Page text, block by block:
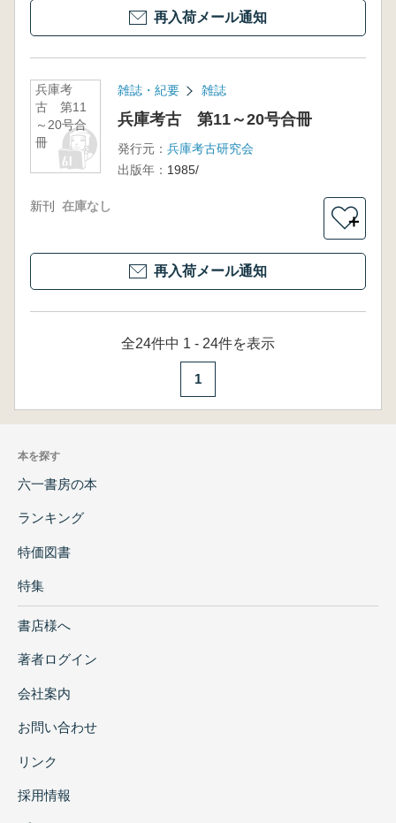
再入荷メール通知
兵庫考
古 第11
～20号合
冊
雑誌・紀要 雑誌
兵庫考古 第11～20号合冊
発行元： 兵庫考古研究会
出版年： 1985/
新刊 在庫なし
＋
再入荷メール通知
全24件中 1 - 24件を表示
1
本を探す
六一書房の本
ランキング
特価図書
特集
書店様へ
著者ログイン
会社案内
お問い合わせ
リンク
採用情報